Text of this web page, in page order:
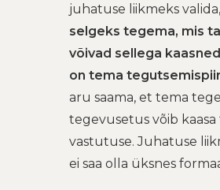
juhatuse liikmeks
selgeks tegema, mis
võivad sellega
on tema
aru saama, et tema
tegevusetus võib
vastutuse. Juhatuse
ei saa olla üksnes